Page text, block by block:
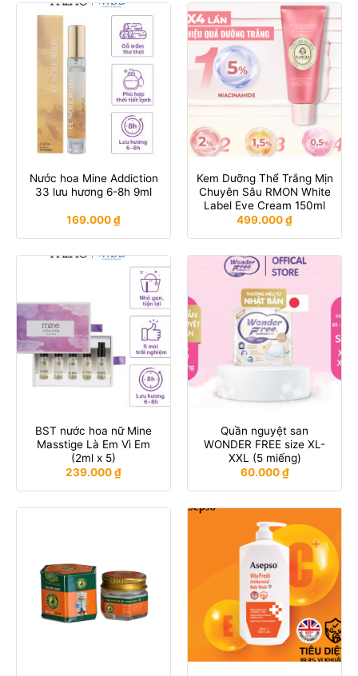
Nước hoa Mine Addiction
33 lưu hương 6-8h 9ml
169.000₫
Kem Dưỡng Thể Trắng Mịn
Chuyên Sâu RMON White
Label Eve Cream 150ml
499.000₫
BST nước hoa nữ Mine
Masstige Là Em Vì Em
(2ml x 5)
239.000₫
Quần nguyệt san
WONDER FREE size XL-
XXL (5 miếng)
60.000₫